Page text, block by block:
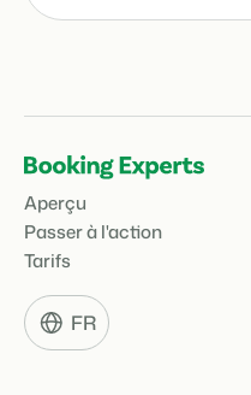
Aperçu
Passer à l'action
Tarifs
FR